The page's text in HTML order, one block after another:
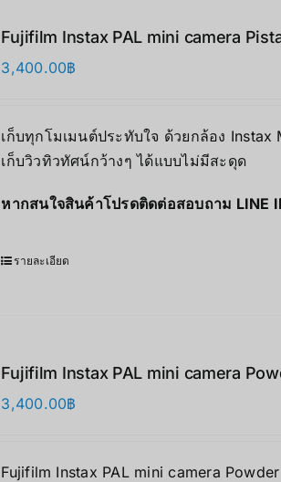
Fujifilm Instax PAL mini camera
3,400.00฿
เก็บทุกโมเมนต์ประทับใจ ด้วยกล้อง
เก็บวิวทิวทัศน์กว้างๆ ได้แบบไม่มีสะดุด
หากสนใจสินค้าโปรดติดต่อสอบถาม LINE
รายละเอียด
Fujifilm Instax PAL mini camera
3,400.00฿
Fujifilm Instax PAL mini camera